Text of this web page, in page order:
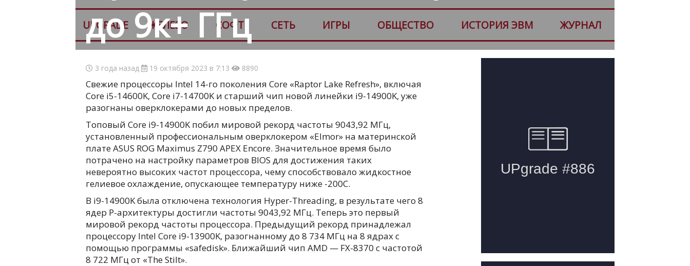
UPGRADE ЖЕЛЕЗО СОФТ СЕТЬ ИГРЫ ОБЩЕСТВО ИСТОРИЯ ЭВМ ЖУРНАЛ
до 9к+ ГГц
3 года назад 19 октября 2023 в 7:13 8890
Свежие процессоры Intel 14-го поколения Core «Raptor Lake Refresh», включая
Core i5-14600K, Core i7-14700K и старший чип новой линейки i9-14900K, уже
разогнаны оверклокерами до новых пределов.
Топовый Core i9-14900K побил мировой рекорд частоты 9043,92 МГц,
установленный профессиональным оверклокером «Elmor» на материнской
плате ASUS ROG Maximus Z790 APEX Encore. Значительное время было
потрачено на настройку параметров BIOS для достижения таких
невероятно высоких частот процессора, чему способствовало жидкостное
гелиевое охлаждение, опускающее температуру ниже -200C.
В i9-14900K была отключена технология Hyper-Threading, в результате чего 8
ядер P-архитектуры достигли частоты 9043,92 МГц. Теперь это первый
мировой рекорд частоты процессора. Предыдущий рекорд принадлежал
процессору Intel Core i9-13900K, разогнанному до 8 734 МГц на 8 ядрах с
помощью программы «safedisk». Ближайший чип AMD — FX-8370 с частотой
8 722 МГц от «The Stilt».